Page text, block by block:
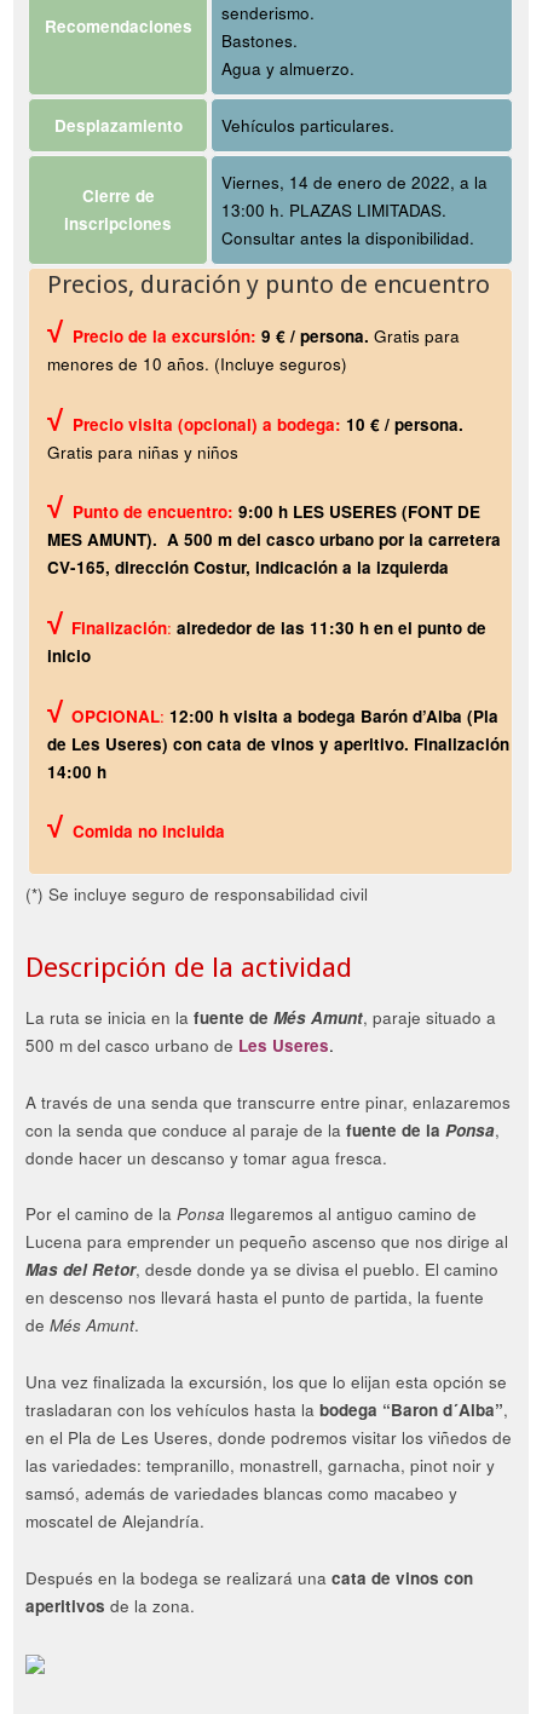
Recomendaciones
senderismo.
Bastones.
Agua y almuerzo.
Desplazamiento Vehículos particulares.
Cierre de
inscripciones
Viernes, 14 de enero de 2022, a la
13:00 h. PLAZAS LIMITADAS.
Consultar antes la disponibilidad.
Precios, duración y punto de encuentro
√ Precio de la excursión:9 € / persona.Gratis para
menores de 10 años. (Incluye seguros)
√ Precio visita (opcional) a bodega: 10 € / persona.
Gratis para niñas y niños
√ Punto de encuentro:9:00 h LES USERES (FONT DE
MES AMUNT). A 500 m del casco urbano por la carretera
CV-165, dirección Costur, indicación a la izquierda
√ Finalización:alrededor de las 11:30 h en el punto de
inicio
√OPCIONAL: 12:00 hvisita a bodega Barón d’Alba (Pla
de Les Useres) con cata de vinos y aperitivo. Finalización
14:00 h
√ Comida no incluida
(*) Se incluye seguro de responsabilidad civil
Descripción de la actividad
La ruta se inicia en lafuente deMés Amunt, paraje situado a
500 m del casco urbano de Les Useres.
A través de una senda que transcurre entre pinar, enlazaremos
con la senda que conduce al paraje de lafuente de laPonsa,
donde hacer un descanso y tomar agua fresca.
Por el camino de laPonsa llegaremos al antiguo camino de
Lucena para emprender un pequeño ascenso que nos dirige al
Mas del Retor, desde donde ya se divisa el pueblo. El camino
en descenso nos llevará hasta el punto de partida, la fuente
deMés Amunt.
Una vez finalizada la excursión, los que lo elijan esta opción se
trasladaran con los vehículos hasta labodega “Baron d´Alba”,
en el Pla de Les Useres, donde podremos visitar los viñedos de
las variedades: tempranillo, monastrell, garnacha, pinot noir y
samsó, además de variedades blancas como macabeo y
moscatel de Alejandría.
Después en la bodega se realizará unacata de vinos con
aperitivos de la zona.